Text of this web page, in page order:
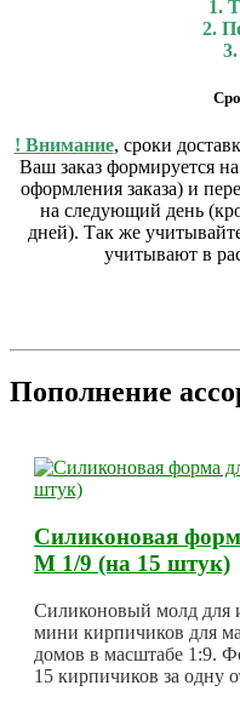
1.
2.
! Внимание, сроки
Ваш заказ формируется
оформления заказа) и
на следующий день
дней). Так же
учитывают в
Пополнение
Силиконовая
М 1/9 (на 15 штук)
Силиконовый молд для
мини кирпичиков для
домов в масштабе 1:9.
15 кирпичиков за одну